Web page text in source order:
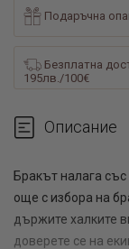
Подаръчна
Безплатна
195лв./100€
Описание
Бракът налага със
още с избора на
държите халките
доверете се на